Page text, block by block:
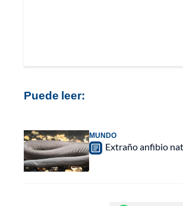
Puede leer:
MUNDO
Extraño anfibio